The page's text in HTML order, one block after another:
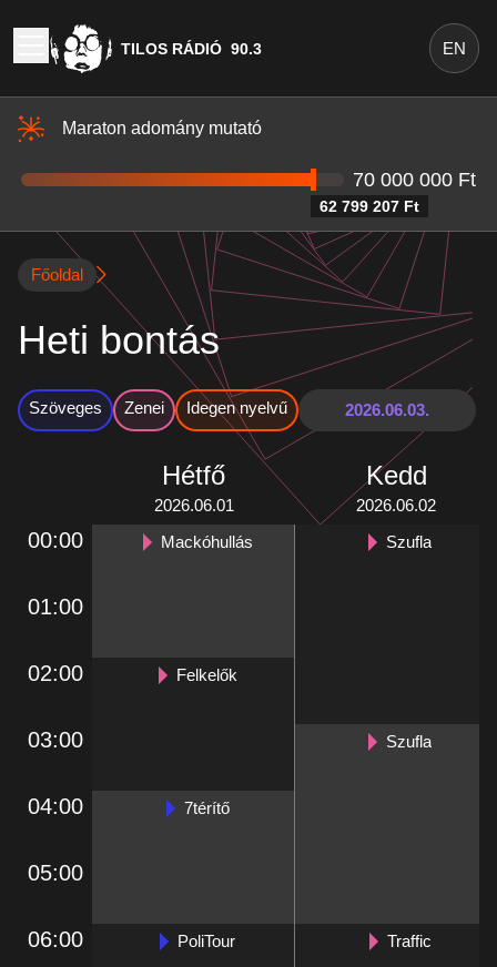
TILOS RÁDIÓ 90.3 EN
Maraton adomány mutató
62 799 207 Ft
70 000 000 Ft
Főoldal
Heti bontás
Szöveges Zenei Idegen nyelvű
00:00
01:00
02:00
03:00
04:00
05:00
06:00
Hétfő
2026.06.01
Kedd
2026.06.02
Mackóhullás
Felkelők
7térítő
PoliTour
Szufla
Szufla
Traffic